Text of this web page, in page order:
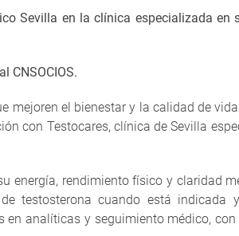
Sevilla en la clínica especializada en
CNSOCIOS.
mejoren el bienestar y la calidad de
con Testocares, clínica de Sevilla
energía, rendimiento físico y claridad
testosterona cuando está indicada
analíticas y seguimiento médico,